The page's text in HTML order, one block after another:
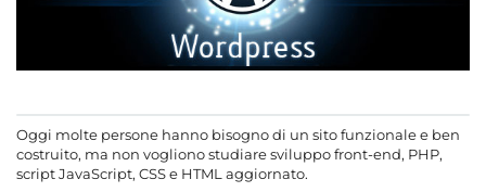
Oggi molte persone hanno bisogno di un sito funzionale e ben
costruito, ma non vogliono studiare sviluppo front-end, PHP,
script JavaScript, CSS e HTML aggiornato.